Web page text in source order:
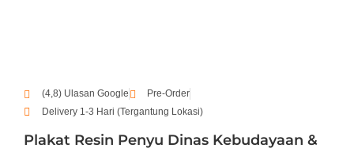
(4,8) Ulasan Google
Pre-Order
Delivery 1-3 Hari (Tergantung Lokasi)
Plakat Resin Penyu Dinas Kebudayaan &